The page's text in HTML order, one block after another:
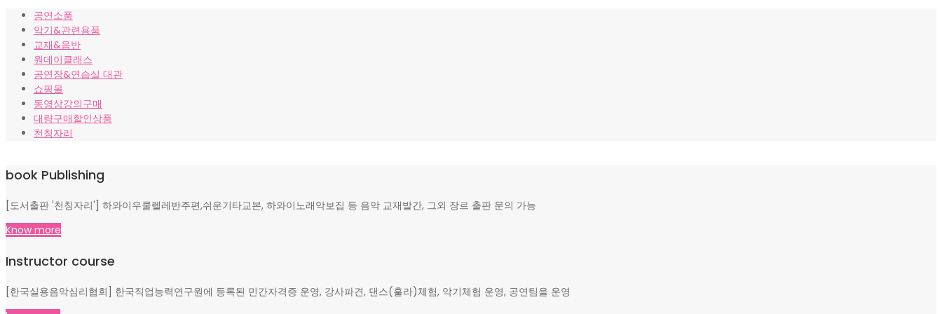
격:
₩10,000.₩8,000.
공연소품
악기&관련용품
교재&음반
원데이클래스
공연장&연습실 대관
쇼핑몰
동영상강의구매
대량구매할인상품
천칭자리
book Publishing
[도서출판 '천칭자리'] 하와이우쿨렐레반주편,쉬운기타교본, 하와이노래악보집 등 음악 교재발간, 그외 장르 출판 문의 가능
Know more
Instructor course
[한국실용음악심리협회] 한국직업능력연구원에 등록된 민간자격증 운영, 강사파견, 댄스(훌라)체험, 악기체험 운영, 공연팀을 운영